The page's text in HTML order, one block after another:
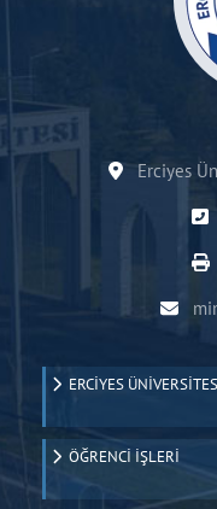
Erciyes
ERCİYES
ÖĞRENCİ İŞLERİ